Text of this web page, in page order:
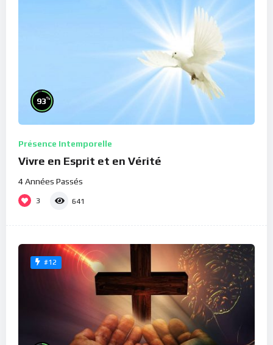
93%
Présence Intemporelle
Vivre en Esprit et en Vérité
4 Années Passés
3 641
#12